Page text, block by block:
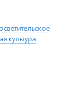
культура